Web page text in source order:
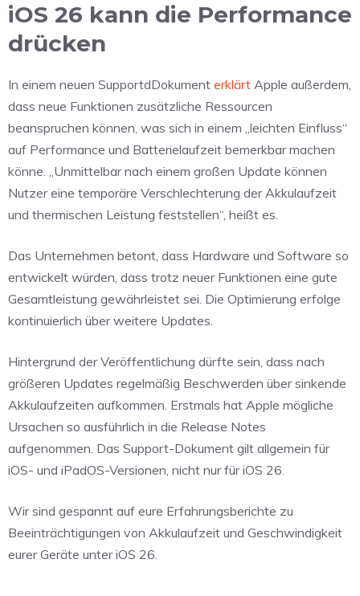
iOS 26 kann die Performance
drücken
In einem neuen SupportdDokument erklärt Apple außerdem,
dass neue Funktionen zusätzliche Ressourcen
beanspruchen können, was sich in einem „leichten Einfluss“
auf Performance und Batterielaufzeit bemerkbar machen
könne. „Unmittelbar nach einem großen Update können
Nutzer eine temporäre Verschlechterung der Akkulaufzeit
und thermischen Leistung feststellen“, heißt es.
Das Unternehmen betont, dass Hardware und Software so
entwickelt würden, dass trotz neuer Funktionen eine gute
Gesamtleistung gewährleistet sei. Die Optimierung erfolge
kontinuierlich über weitere Updates.
Hintergrund der Veröffentlichung dürfte sein, dass nach
größeren Updates regelmäßig Beschwerden über sinkende
Akkulaufzeiten aufkommen. Erstmals hat Apple mögliche
Ursachen so ausführlich in die Release Notes
aufgenommen. Das Support-Dokument gilt allgemein für
iOS- und iPadOS-Versionen, nicht nur für iOS 26.
Wir sind gespannt auf eure Erfahrungsberichte zu
Beeinträchtigungen von Akkulaufzeit und Geschwindigkeit
eurer Geräte unter iOS 26.